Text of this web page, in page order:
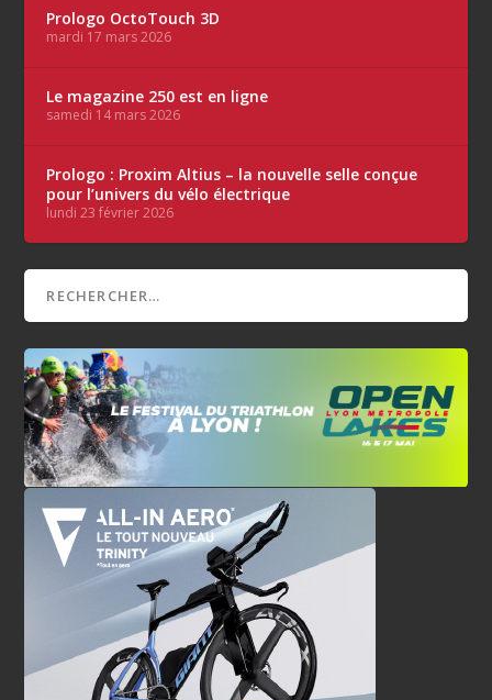
Prologo OctoTouch 3D
mardi 17 mars 2026
Le magazine 250 est en ligne
samedi 14 mars 2026
Prologo : Proxim Altius – la nouvelle selle conçue
pour l’univers du vélo électrique
lundi 23 février 2026